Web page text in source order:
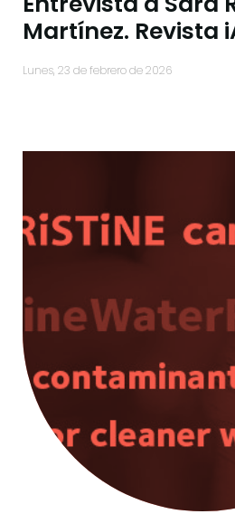
Martínez. Revista
lunes, 23 de febrero de 2026